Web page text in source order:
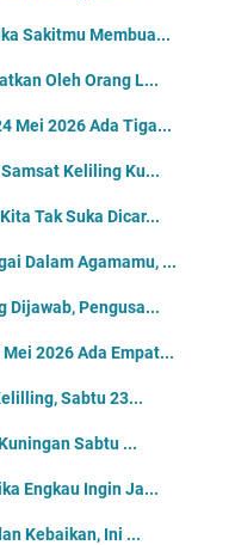
Sakitmu Membua...
Oleh Orang L...
Mei 2026 Ada Tiga...
Keliling Ku...
Tak Suka Dicar...
Dalam Agamamu, ...
Dijawab, Pengusa...
2026 Ada Empat...
Sabtu 23...
Sabtu ...
Engkau Ingin Ja...
Kebaikan, Ini ...